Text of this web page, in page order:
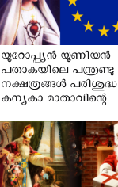
യൂറോപ്പ്യന്‍ യൂണിയൻ
പതാകയിലെ പന്ത്രണ്ടു
നക്ഷത്രങ്ങൾ പരിശുദ്ധ
കന്യകാ മാതാവിന്റെ